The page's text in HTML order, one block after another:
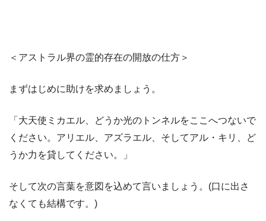
＜アストラル界の霊的存在の開放の仕方＞
まずはじめに助けを求めましょう。
「大天使ミカエル、どうか光のトンネルをここへつないで
ください。アリエル、アズラエル、そしてアル・キリ、ど
うか力を貸してください。」
そして次の言葉を意図を込めて言いましょう。(口に出さ
なくても結構です。)